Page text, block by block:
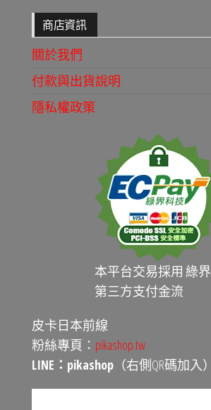
商店資訊
關於我們
付款與出貨說明
隱私權政策
本平台交易採用 綠界
第三方支付金流
皮卡日本前線
粉絲專頁： pikashop.tw
LINE：pikashop （右側QR碼加入）